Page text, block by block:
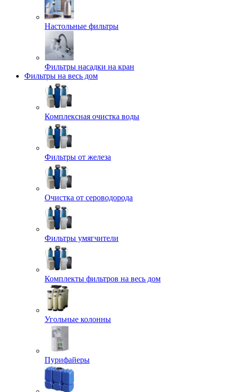
Настольные фильтры
Фильтры насадки на кран
Фильтры на весь дом
Комплексная очистка воды
Фильтры от железа
Очистка от сероводорода
Фильтры умягчители
Комплекты фильтров на весь дом
Угольные колонны
Пурифайеры